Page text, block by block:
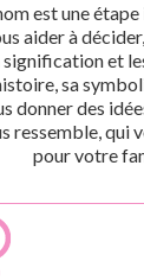
est une
aider à
et
sa
donner des
ressemble, qui
pour votre